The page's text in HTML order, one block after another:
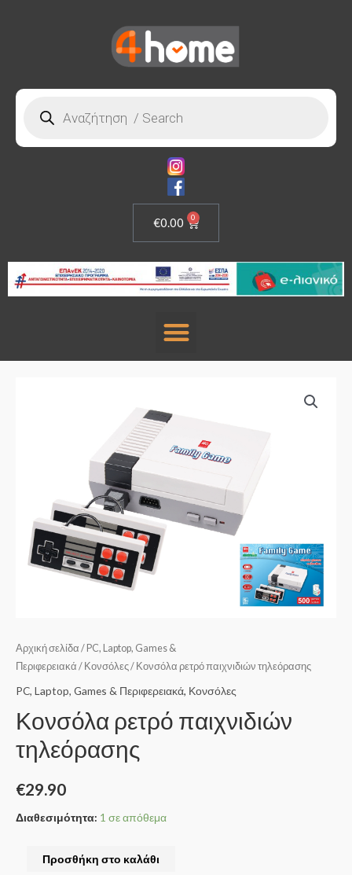
€0.00 0
Αρχική σελίδα / PC, Laptop, Games &
Περιφερειακά / Κονσόλες/ Κονσόλα ρετρό παιχνιδιών τηλεόρασης
PC, Laptop, Games & Περιφερειακά, Κονσόλες
Κονσόλα ρετρό παιχνιδιών
τηλεόρασης
€29.90
Διαθεσιμότητα: 1 σε απόθεμα
Προσθήκη στο καλάθι